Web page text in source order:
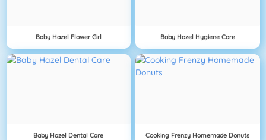
Baby Hazel Flower Girl Baby Hazel Hygiene Care
Baby Hazel Dental Care Cooking Frenzy Homemade Donuts